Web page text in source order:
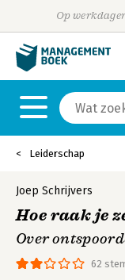
Op
Leiderschap
62
Joep Schrijvers
Hoe raak je
Over